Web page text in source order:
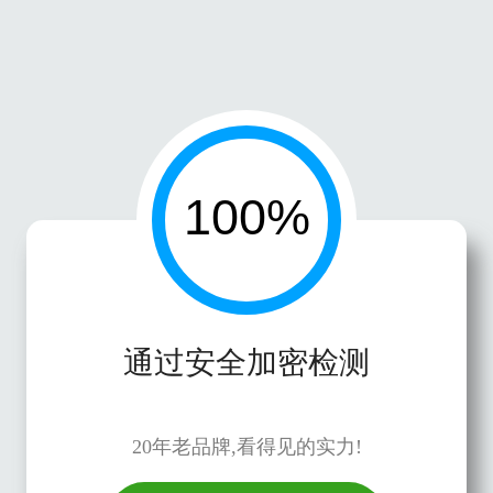
通过安全加密检测
20年老品牌,看得见的实力!